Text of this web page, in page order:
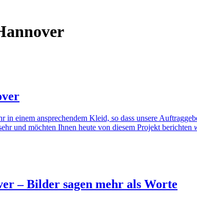
in einem ansprechendem Kleid, so dass unsere
und möchten Ihnen heute von diesem Projekt berichten
– Bilder sagen mehr als Worte